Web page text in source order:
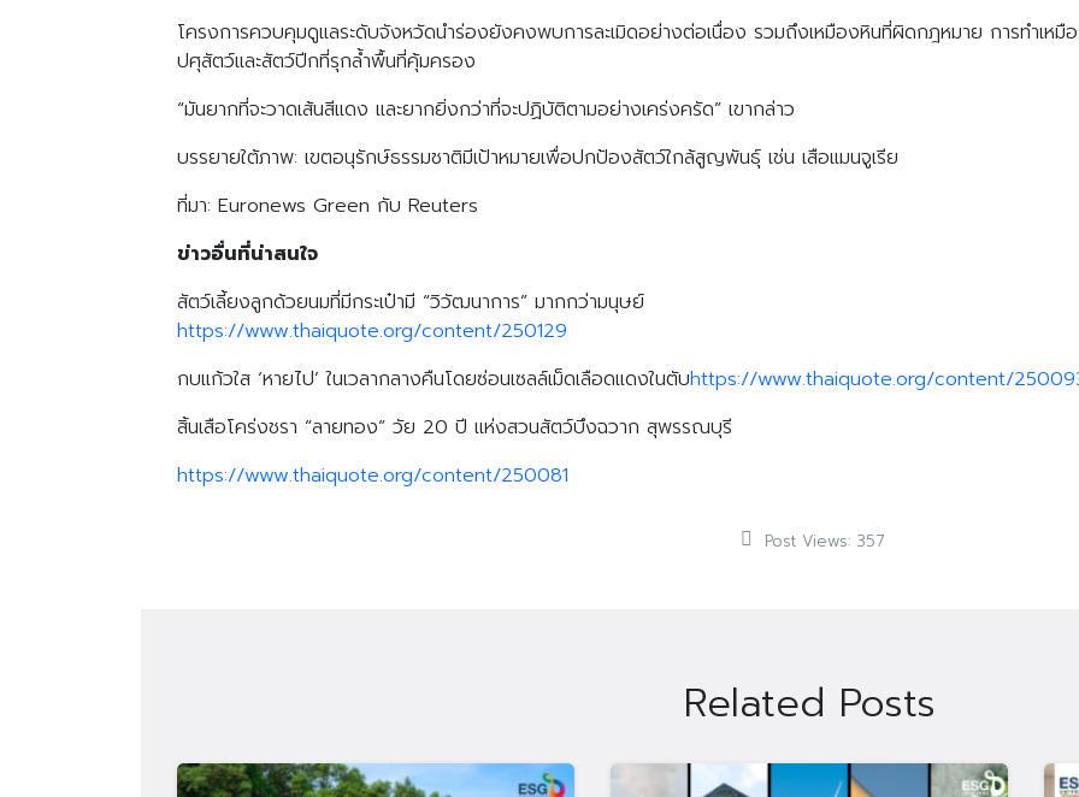
Search
for:
โครงการควบคุมดูแลระดับจังหวัดนำร่องยังคงพบการละเมิดอย่างต่อเนื่อง รวมถึงเหมืองหินที่ผิดกฎหมาย การทำเหมื
ปศุสัตว์และสัตว์ปีกที่รุกล้ำพื้นที่คุ้มครอง
“มันยากที่จะวาดเส้นสีแดง และยากยิ่งกว่าที่จะปฏิบัติตามอย่างเคร่งครัด” เขากล่าว
บรรยายใต้ภาพ: เขตอนุรักษ์ธรรมชาติมีเป้าหมายเพื่อปกป้องสัตว์ใกล้สูญพันธุ์ เช่น เสือแมนจูเรีย
ที่มา: Euronews Green กับ Reuters
ข่าวอื่นที่น่าสนใจ
สัตว์เลี้ยงลูกด้วยนมที่มีกระเป๋ามี “วิวัฒนาการ” มากกว่ามนุษย์
https://www.thaiquote.org/content/250129
กบแก้วใส ‘หายไป’ ในเวลากลางคืนโดยซ่อนเซลล์เม็ดเลือดแดงในตับhttps://www.thaiquote.org/content/
สิ้นเสือโคร่งชรา “ลายทอง” วัย 20 ปี แห่งสวนสัตว์บึงฉวาก สุพรรณบุรี
https://www.thaiquote.org/content/250081
Post Views: 357
Related Posts